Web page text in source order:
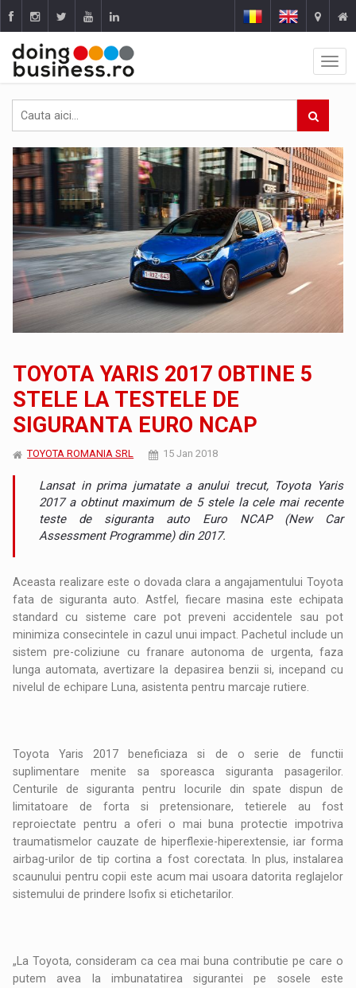
TOYOTA YARIS 2017 OBTINE 5
STELE LA TESTELE DE
SIGURANTA EURO NCAP
TOYOTA ROMANIA SRL 15 Jan 2018
Lansat in prima jumatate a anului trecut, Toyota Yaris
2017 a obtinut maximum de 5 stele la cele mai recente
teste de siguranta auto Euro NCAP (New Car
Assessment Programme) din 2017.
Aceasta realizare este o dovada clara a angajamentului Toyota
fata de siguranta auto. Astfel, fiecare masina este echipata
standard cu sisteme care pot preveni accidentele sau pot
minimiza consecintele in cazul unui impact. Pachetul include un
sistem pre-coliziune cu franare autonoma de urgenta, faza
lunga automata, avertizare la depasirea benzii si, incepand cu
nivelul de echipare Luna, asistenta pentru marcaje rutiere.
Toyota Yaris 2017 beneficiaza si de o serie de functii
suplimentare menite sa sporeasca siguranta pasagerilor.
Centurile de siguranta pentru locurile din spate dispun de
limitatoare de forta si pretensionare, tetierele au fost
reproiectate pentru a oferi o mai buna protectie impotriva
traumatismelor cauzate de hiperflexie-hiperextensie, iar forma
airbag-urilor de tip cortina a fost corectata. In plus, instalarea
scaunului pentru copii este acum mai usoara datorita reglajelor
sistemului de prindere Isofix si etichetarilor.
„La Toyota, consideram ca cea mai buna contributie pe care o
putem avea la imbunatatirea sigurantei pe sosele este